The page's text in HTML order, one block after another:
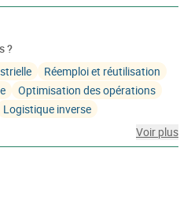
?
Réemploi et réutilisation
Optimisation des opérations
Logistique inverse
Voir plus